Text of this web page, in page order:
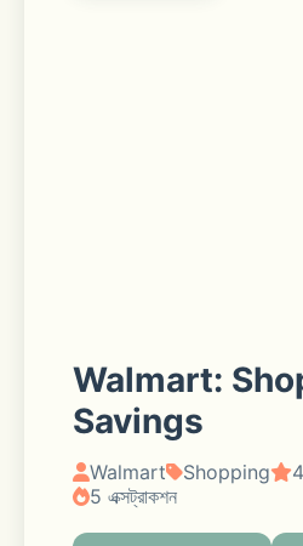
Walmart:
Savings
Walmart Shopping
5 এক্সট্রাকশন